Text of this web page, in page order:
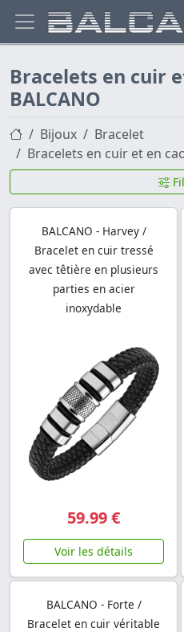
Bracelets en cuir
BALCANO
Bijoux
Bracelet
Bracelets en cuir et en
BALCANO - Harvey /
Bracelet en cuir tressé
avec têtière en plusieurs
parties en acier
inoxydable
59.99 €
Voir les détails
BALCANO - Forte /
Bracelet en cuir véritable